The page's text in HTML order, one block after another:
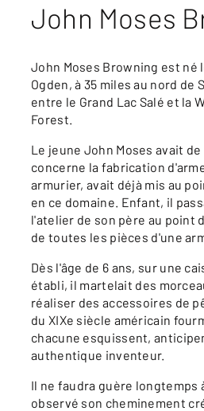
John Moses
John Moses Browning est né
Ogden, à 35 miles au nord de
entre le Grand Lac Salé et la
Forest.
Le jeune John Moses avait
concerne la fabrication
armurier, avait déjà mis au
en ce domaine. Enfant, il
l'atelier de son père au point
de toutes les pièces d'une
Dès l'âge de 6 ans, sur une
établi, il martelait des
réaliser des accessoires de
du XIXe siècle américain
chacune esquissent,
authentique inventeur.
Il ne faudra guère longtemps
observé son cheminement